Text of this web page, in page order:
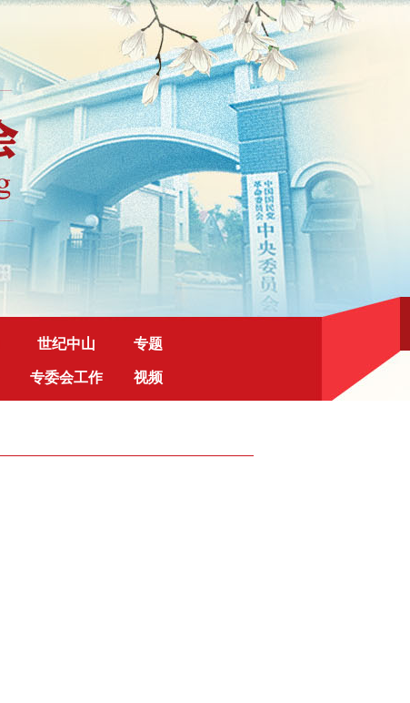
世纪中山 专题
专委会工作 视频